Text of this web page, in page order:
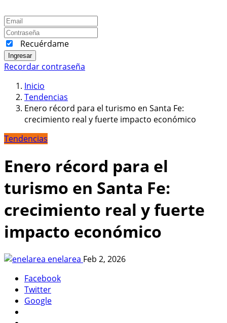
Recuérdame
Ingresar
Recordar contraseña
Inicio
Tendencias
Enero récord para el turismo en Santa Fe:
crecimiento real y fuerte impacto económico
Tendencias
Enero récord para el
turismo en Santa Fe:
crecimiento real y fuerte
impacto económico
enelarea Feb 2, 2026
Facebook
Twitter
Google